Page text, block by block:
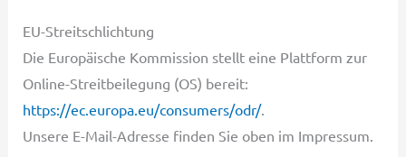
EU-Streitschlichtung
Die Europäische Kommission stellt eine Plattform zur
Online-Streitbeilegung (OS) bereit:
https://ec.europa.eu/consumers/odr/.
Unsere E-Mail-Adresse finden Sie oben im Impressum.